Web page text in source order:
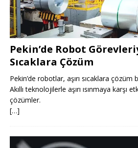
Pekin’de Robot
Sıcaklara Çözüm
Pekin’de robotlar, aşırı sıcaklara çözüm
Akıllı teknolojilerle aşırı ısınmaya karşı
çözümler.
[…]